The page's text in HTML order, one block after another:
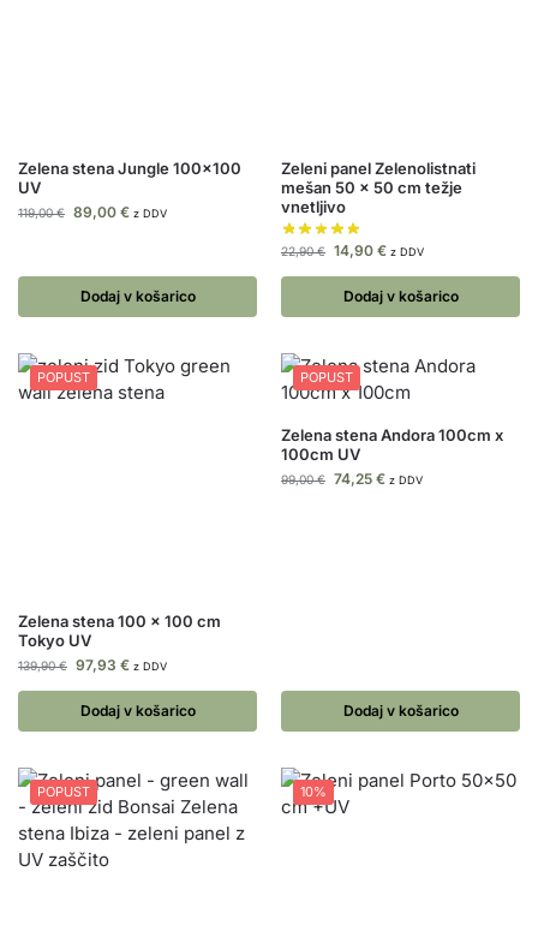
Zelena stena Jungle 100×100
UV
119,00€ 89,00 € z DDV
Dodaj v košarico
Zeleni panel Zelenolistnati
mešan 50 x 50 cm težje
vnetljivo
22,90€ 14,90 € z DDV
Dodaj v košarico
POPUST
Zelena stena 100 x 100 cm
Tokyo UV
139,90€ 97,93 € z DDV
Dodaj v košarico
POPUST
Zelena stena Andora 100cm x
100cm UV
99,00€ 74,25 € z DDV
Dodaj v košarico
POPUST 10%